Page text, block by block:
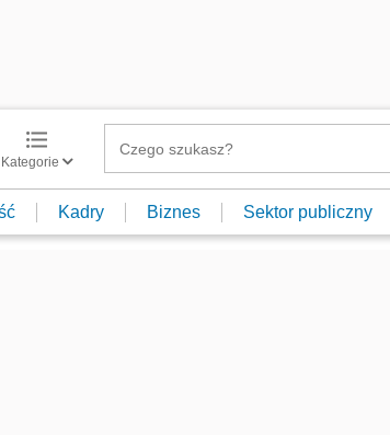
Kategorie
Kadry Biznes Sektor publiczny